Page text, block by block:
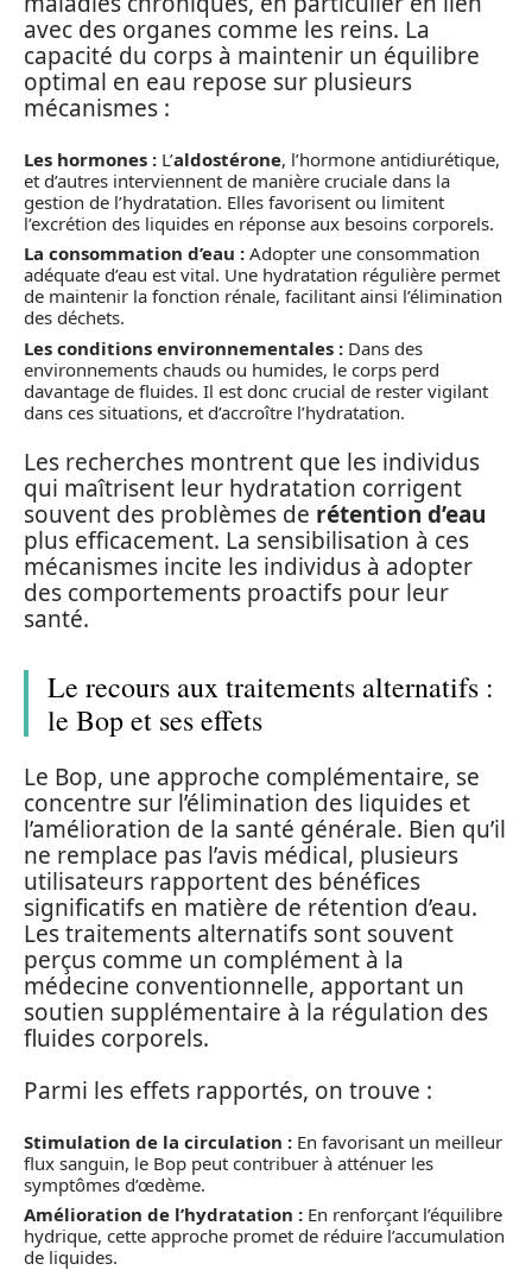
avec des organes comme les reins. La
capacité du corps à maintenir un équilibre
optimal en eau repose sur plusieurs
mécanismes :
Les hormones : L’aldostérone, l’hormone antidiurétique,
et d’autres interviennent de manière cruciale dans la
gestion de l’hydratation. Elles favorisent ou limitent
l’excrétion des liquides en réponse aux besoins corporels.
La consommation d’eau : Adopter une consommation
adéquate d’eau est vital. Une hydratation régulière permet
de maintenir la fonction rénale, facilitant ainsi l’élimination
des déchets.
Les conditions environnementales : Dans des
environnements chauds ou humides, le corps perd
davantage de fluides. Il est donc crucial de rester vigilant
dans ces situations, et d’accroître l’hydratation.
Les recherches montrent que les individus
qui maîtrisent leur hydratation corrigent
souvent des problèmes de rétention d’eau
plus efficacement. La sensibilisation à ces
mécanismes incite les individus à adopter
des comportements proactifs pour leur
santé.
Le recours aux traitements alternatifs :
le Bop et ses effets
Le Bop, une approche complémentaire, se
concentre sur l’élimination des liquides et
l’amélioration de la santé générale. Bien qu’il
ne remplace pas l’avis médical, plusieurs
utilisateurs rapportent des bénéfices
significatifs en matière de rétention d’eau.
Les traitements alternatifs sont souvent
perçus comme un complément à la
médecine conventionnelle, apportant un
soutien supplémentaire à la régulation des
fluides corporels.
Parmi les effets rapportés, on trouve :
Stimulation de la circulation : En favorisant un meilleur
flux sanguin, le Bop peut contribuer à atténuer les
symptômes d’œdème.
Amélioration de l’hydratation : En renforçant l’équilibre
hydrique, cette approche promet de réduire l’accumulation
de liquides.